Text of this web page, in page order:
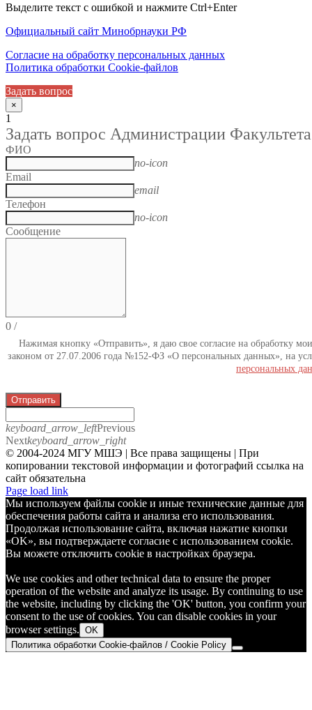
Выделите текст с ошибкой и нажмите Ctrl+Enter
Официальный сайт Минобрнауки РФ
Согласие на обработку персональных данных
Политика обработки Cookie-файлов
Задать вопрос
×
1
Задать вопрос Администрации Факультета
ФИО
no-icon
Email
email
Телефон
no-icon
Сообщение
0 /
Нажимая кнопку «Отправить», я даю свое согласие на обработку
законом от 27.07.2006 года №152-ФЗ «О персональных данных», на
персональных
Отправить
keyboard_arrow_leftPrevious
Nextkeyboard_arrow_right
© 2004-2024 МГУ МШЭ | Все права защищены | При
копировании текстовой информации и фотографий ссылка на
сайт обязательна
Telegram
Page load link
Мы используем файлы cookie и иные технические данные для
обеспечения работы сайта и анализа его использования.
Продолжая использование сайта, включая нажатие кнопки
«OK», вы подтверждаете согласие с использованием cookie.
Вы можете отключить cookie в настройках браузера.
We use cookies and other technical data to ensure the proper
operation of the website and analyze its usage. By continuing to use
the website, including by clicking the 'OK' button, you confirm your
consent to the use of cookies. You can disable cookies in your
browser settings. OK
Политика обработки Cookie-файлов / Cookie Policy